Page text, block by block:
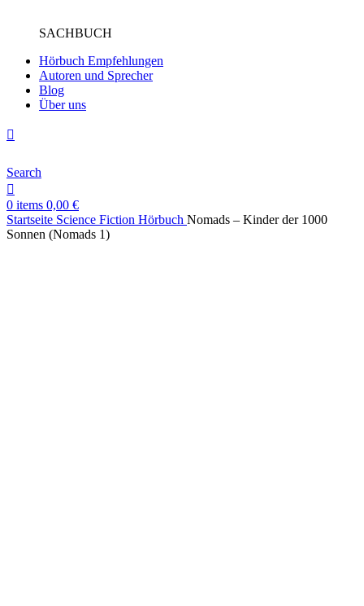
SACHBUCH
Hörbuch Empfehlungen
Autoren und Sprecher
Blog
Über uns
Search
0 items 0,00 €
Startseite Science Fiction Hörbuch Nomads – Kinder der 1000
Sonnen (Nomads 1)